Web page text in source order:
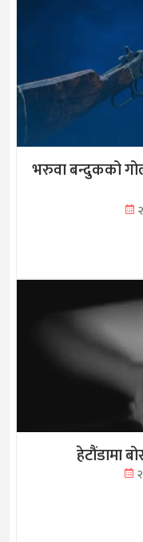
भरुवा बन्दुकको
हेटौंडामा